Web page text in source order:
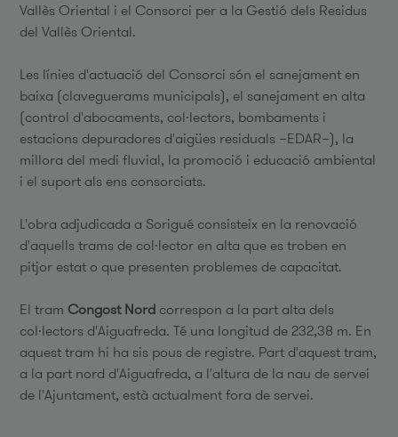
Vallès Oriental i el Consorci per a la Gestió dels Residus
del Vallès Oriental.
Les línies d'actuació del Consorci són el sanejament en
baixa (claveguerams municipals), el sanejament en alta
(control d'abocaments, col·lectors, bombaments i
estacions depuradores d'aigües residuals −EDAR−), la
millora del medi fluvial, la promoció i educació ambiental
i el suport als ens consorciats.
L'obra adjudicada a Sorigué consisteix en la renovació
d'aquells trams de col·lector en alta que es troben en
pitjor estat o que presenten problemes de capacitat.
El tram Congost Nord correspon a la part alta dels
col·lectors d'Aiguafreda. Té una longitud de 232,38 m. En
aquest tram hi ha sis pous de registre. Part d'aquest tram,
a la part nord d'Aiguafreda, a l'altura de la nau de servei
de l'Ajuntament, està actualment fora de servei.